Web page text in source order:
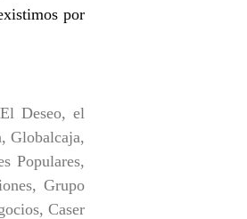
por
Deseo, el
Globalcaja,
Populares,
Grupo
Caser